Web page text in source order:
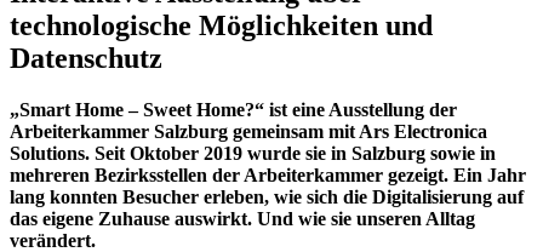
technologische Möglichkeiten und
Datenschutz
„Smart Home – Sweet Home?“ ist eine Ausstellung der
Arbeiterkammer Salzburg gemeinsam mit Ars Electronica
Solutions. Seit Oktober 2019 wurde sie in Salzburg sowie in
mehreren Bezirksstellen der Arbeiterkammer gezeigt. Ein Jahr
lang konnten Besucher erleben, wie sich die Digitalisierung auf
das eigene Zuhause auswirkt. Und wie sie unseren Alltag
verändert.